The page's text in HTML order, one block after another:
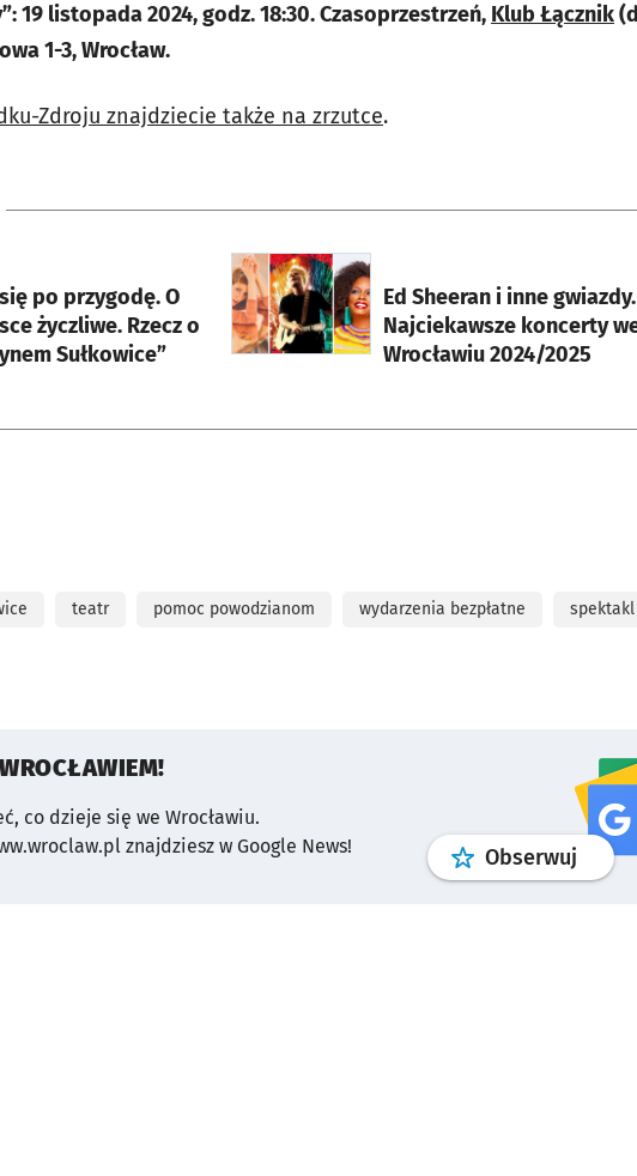
19 listopada 2024, godz. 18:30. Czasoprzestrzeń, Klub Łącznik
1-3, Wrocław.
Zdroju znajdziecie także na zrzutce.
po przygodę. O
życzliwe. Rzecz o
Sułkowice”
Ed Sheeran i inne gwiazdy.
Najciekawsze koncerty
Wrocławiu 2024/2025
otworzy się w nowej karcie
teatr pomoc powodzianom wydarzenia bezpłatne spektakl
co dzieje się we Wrocławiu.
znajdziesz w Google News!
Obserwuj profil